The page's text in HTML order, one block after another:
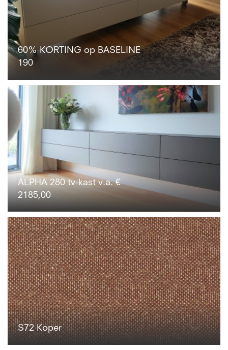
60% KORTING op BASELINE
190
ALPHA 280 tv-kast v.a. €
2185,00
S72 Koper